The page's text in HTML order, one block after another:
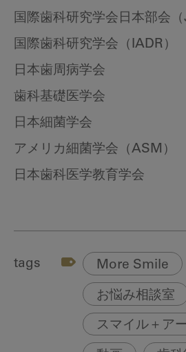
国際歯科研究学会日本部会（
国際歯科研究学会（IADR）
日本歯周病学会
歯科基礎医学会
日本細菌学会
アメリカ細菌学会（ASM）
日本歯科医学教育学会
tags More Smile
お悩み相談室
スマイル＋ア